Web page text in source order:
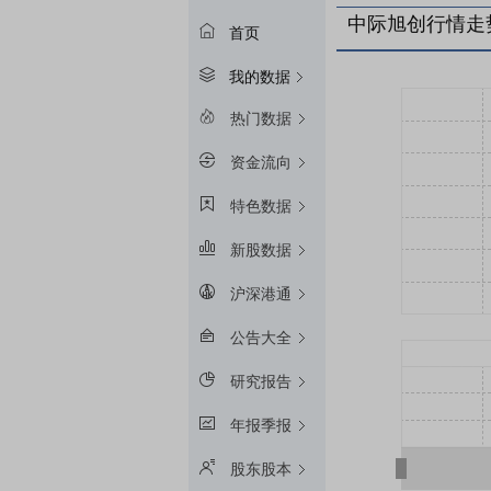
首页
我的数据
热门数据
资金流向
特色数据
新股数据
沪深港通
公告大全
研究报告
年报季报
股东股本
中际旭创行情走